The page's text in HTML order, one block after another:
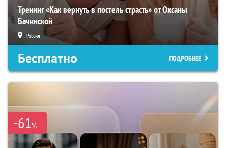
Тренинг «Как вернуть в постель страсть» от Оксаны
Бачинской
Россия
Бесплатно ПОДРОБНЕЕ
-61%